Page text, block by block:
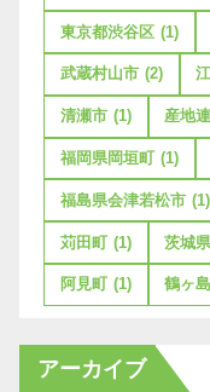
東京都渋谷区 (1)
武蔵村山市 (2)
清瀬市 (1) 産地
福岡県岡垣町 (1)
福島県会津若松市 (1)
苅田町 (1) 茨城
阿見町 (1) 鶴ヶ
アーカイブ